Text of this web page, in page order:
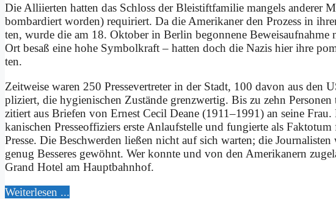
Die Al­li­ier­ten hat­ten das Schloss der Blei­stift­fa­mi­lie man­gels an­de­rer
bom­bar­diert wor­den) re­qui­riert. Da die Ame­ri­ka­ner den Pro­zess in
ten, wur­de die am 18. Ok­to­ber in Ber­lin be­gon­ne­ne Be­weis­auf­nah­me
Ort be­saß ei­ne ho­he Sym­bol­kraft – hat­ten doch die Na­zis hier ih­re
ten.
Zeit­wei­se wa­ren 250 Pres­se­ver­tre­ter in der Stadt, 100 da­von aus
pli­ziert, die hy­gie­ni­schen Zu­stän­de grenz­wer­tig. Bis zu zehn
zi­tiert aus Brie­fen von Er­nest Ce­cil Dea­ne (1911–1991) an sei­ne
ka­ni­schen Pres­se­of­fi­ziers er­ste An­lauf­stel­le und fun­gier­te als
Pres­se. Die Be­schwer­den lie­ßen nicht auf sich war­ten; die
ge­nug Bes­se­res ge­wöhnt. Wer konn­te und von den Ame­ri­ka­nern
Grand Ho­tel am Haupt­bahn­hof.
Wei­ter­le­sen ...